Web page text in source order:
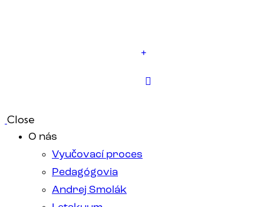
+
Close
O nás
Vyučovací proces
Pedagógovia
Andrej Smolák